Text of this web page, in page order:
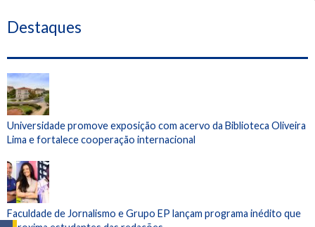
Destaques
Universidade promove exposição com acervo da Biblioteca Oliveira
Lima e fortalece cooperação internacional
Faculdade de Jornalismo e Grupo EP lançam programa inédito que